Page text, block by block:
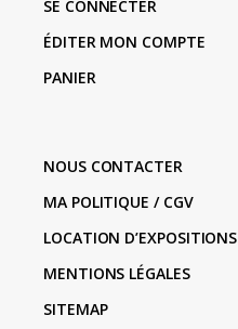
SE CONNECTER
ÉDITER MON COMPTE
PANIER
NOUS CONTACTER
MA POLITIQUE / CGV
LOCATION D’EXPOSITIONS
MENTIONS LÉGALES
SITEMAP